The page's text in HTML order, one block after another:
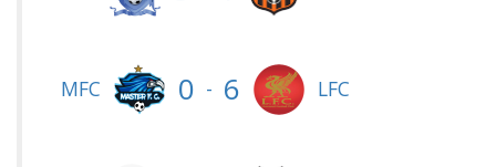
MFC 0 - 6 LFC